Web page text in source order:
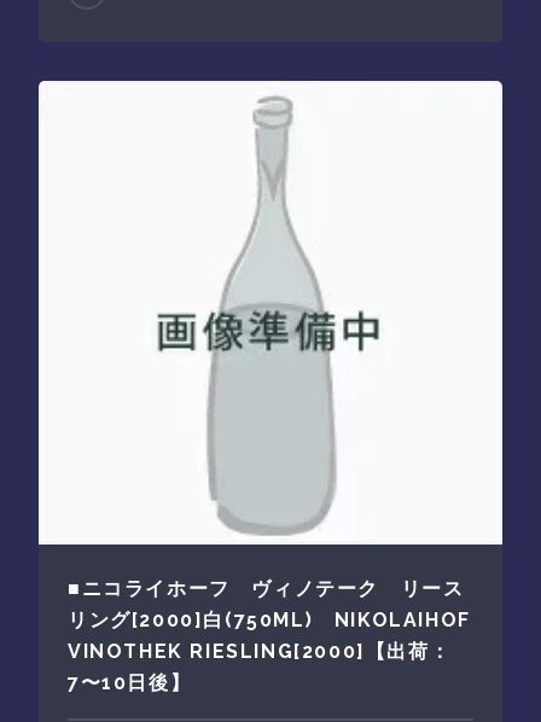
■ニコライホーフ ヴィノテーク リース
リング[2000]白(750ML) NIKOLAIHOF
VINOTHEK RIESLING[2000]【出荷：
7〜10日後】